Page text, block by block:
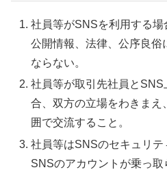
社員等がSNSを利用する
公開情報、法律、公序良俗
ならない。
社員等が取引先社員と
合、双方の立場をわきまえ
囲で交流すること。
社員等はSNSのセキュリテ
SNSのアカウントが乗っ